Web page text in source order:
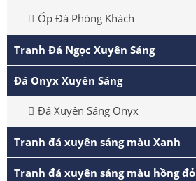
Ốp Đá Phòng Khách
Tranh Đá Ngọc Xuyên Sáng
Đá Onyx Xuyên Sáng
Đá Xuyên Sáng Onyx
Tranh đá xuyên sáng màu Xanh
Tranh đá xuyên sáng màu hồng đỏ